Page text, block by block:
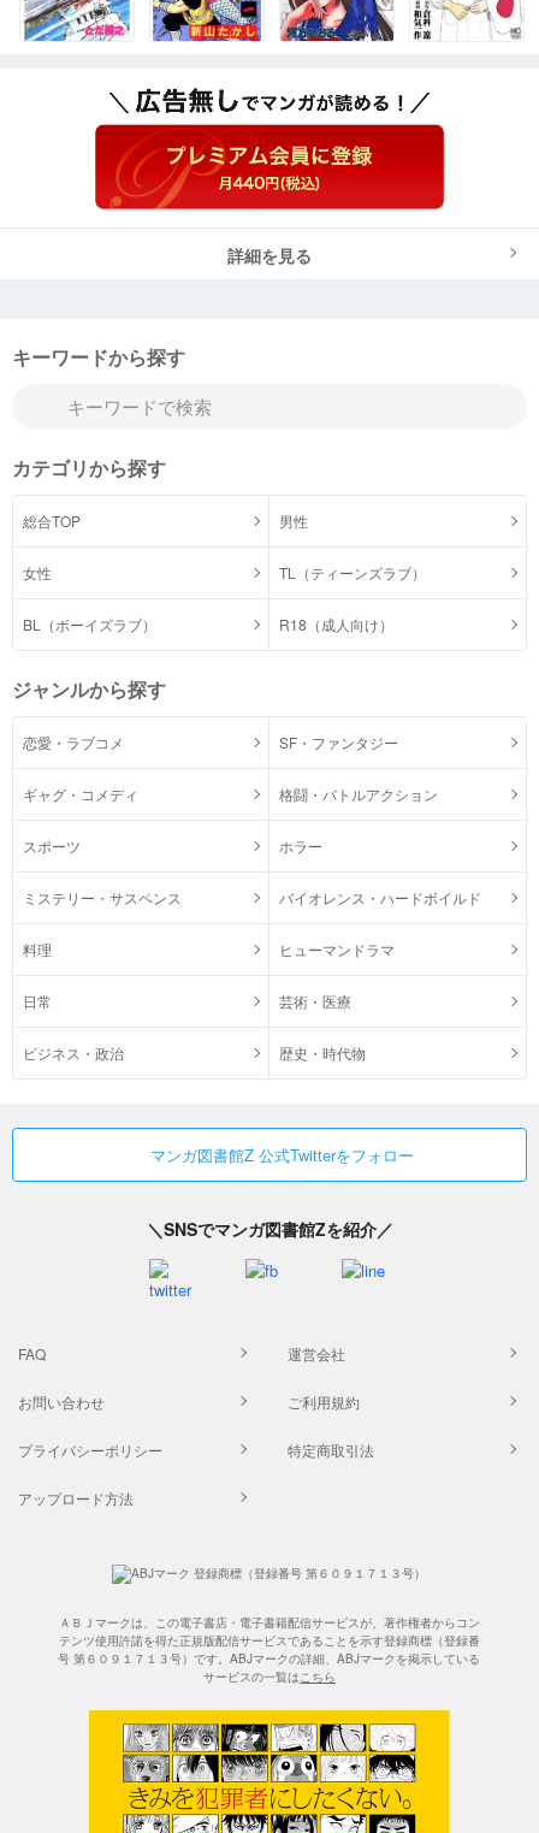
詳細を見る
キーワードから探す
カテゴリから探す
総合TOP 男性
女性 TL（ティーンズラブ）
BL（ボーイズラブ） R18（成人向け）
ジャンルから探す
恋愛・ラブコメ SF・ファンタジー
ギャグ・コメディ 格闘・バトルアクション
スポーツ ホラー
ミステリー・サスペンス バイオレンス・ハードボイルド
料理 ヒューマンドラマ
日常 芸術・医療
ビジネス・政治 歴史・時代物
マンガ図書館Z 公式Twitterをフォロー
＼SNSでマンガ図書館Zを紹介／
FAQ 運営会社
お問い合わせ ご利用規約
プライバシーポリシー 特定商取引法
アップロード方法
ＡＢＪマークは、この電子書店・電子書籍配信サービスが、著作権者からコン
テンツ使用許諾を得た正規版配信サービスであることを示す登録商標（登録番
号 第６０９１７１３号）です。ABJマークの詳細、ABJマークを掲示している
サービスの一覧はこちら